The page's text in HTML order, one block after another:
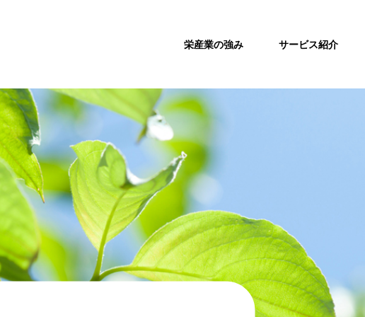
栄産業の強み サービス紹介